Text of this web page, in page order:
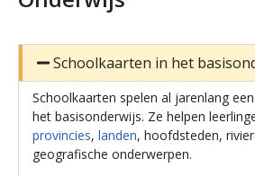
Schoolkaarten in het
Schoolkaarten spelen al jarenlang
het basisonderwijs. Ze helpen
provincies, landen, hoofdsteden,
geografische onderwerpen.